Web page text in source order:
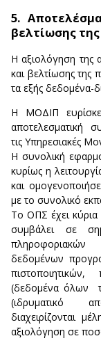
5.
βελτίωσης
Η αξιολόγηση της
και βελτίωσης της
τα εξής δεδομένα-
Η ΜΟΔΙΠ
αποτελεσματική
τις Υπηρεσιακές
Η συνολική
κυρίως η
και
με το συνολικό
Το ΟΠΣ έχει κύρια
συμβάλει σε
δεδομένων
(δεδομένα όλων
(ιδρυματικό
διαχειρίζονται
αξιολόγηση σε